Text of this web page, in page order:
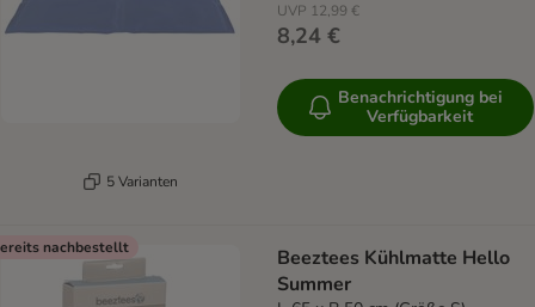
5 Varianten
UVP 12,99 €
8,24 €
Benachrichtigung bei
Verfügbarkeit
nachbestellt
Beeztees Kühlmatte Hello
Summer